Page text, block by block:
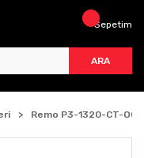
ARA
Sepetim
Remo P3-1320-CT-